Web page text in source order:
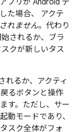
プリが Android デ
た場合、 アクテ
されません。代わり
されるか、ブラ
クが新しいタス
れるか、アクティ
るボタンと操作
す。ただし、サー
起動モードであり、
スク全体がフォ